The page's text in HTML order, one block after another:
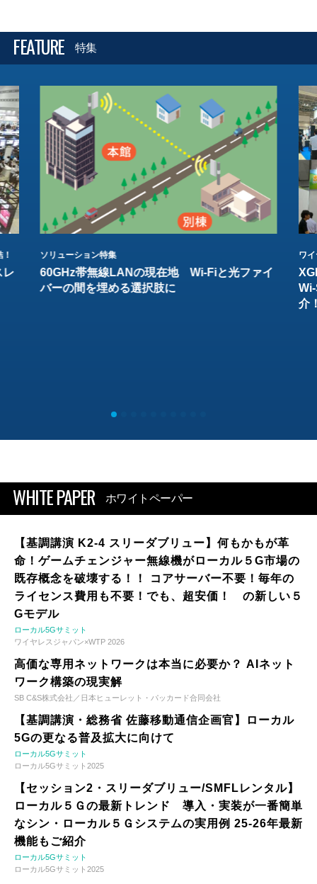
FEATURE 特集
レ
ソリューション特集
60GHz帯無線LANの現在地 Wi-Fiと光ファイ
バーの間を埋める選択肢に
ワ
介
WHITE PAPER ホワイトペーパー
【基調講演 K2-4 スリーダブリュー】何もかもが革
命！ゲームチェンジャー無線機がローカル５G市場の
既存概念を破壊する！！ コアサーバー不要！毎年の
ライセンス費用も不要！でも、超安価！ の新しい５
Gモデル
ローカル5Gサミット
ワイヤレスジャパン×WTP 2026
高価な専用ネットワークは本当に必要か？ AIネット
ワーク構築の現実解
SB C&S株式会社／日本ヒューレット・パッカード合同会社
【基調講演・総務省 佐藤移動通信企画官】ローカル
5Gの更なる普及拡大に向けて
ローカル5Gサミット
ローカル5Gサミット2025
【セッション2・スリーダブリュー/SMFLレンタル】
ローカル５Ｇの最新トレンド 導入・実装が一番簡単
なシン・ローカル５Ｇシステムの実用例 25-26年最新
機能もご紹介
ローカル5Gサミット
ローカル5Gサミット2025